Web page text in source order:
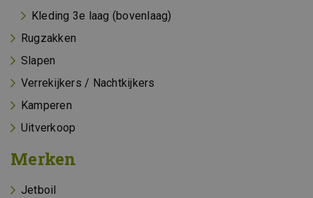
Kleding 3e laag (bovenlaag)
Rugzakken
Slapen
Verrekijkers / Nachtkijkers
Kamperen
Uitverkoop
Merken
Jetboil